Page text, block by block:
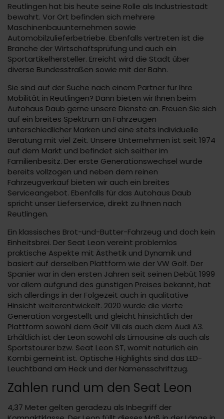
Reutlingen hat bis heute seine Rolle als Industriestadt
bewahrt. Vor Ort befinden sich mehrere
Maschinenbauunternehmen sowie
Automobilzulieferbetriebe. Ebenfalls vertreten ist die
Branche der Wirtschaftsprüfung und auch ein
Sportartikelhersteller. Erreicht wird die Stadt über
diverse Bundesstraßen sowie mit der Bahn.
Sie sind auf der Suche nach einem Partner für Ihre
Mobilität in Reutlingen? Dann bieten wir Ihnen beim
Autohaus Daub gerne unsere Dienste an. Freuen Sie sich
auf ein breites Spektrum an Fahrzeugen
unterschiedlicher Marken und eine stets individuelle
Beratung mit viel Zeit. Unsere Unternehmen ist seit 1974
auf dem Markt und befindet sich seither im
Familienbesitz. Der erste Generationswechsel wurde
bereits vollzogen und neben dem reinen
Fahrzeugverkauf bieten wir auch ein breites
Serviceangebot. Ebenfalls für das Autohaus Daub
spricht unser Lieferservice, direkt zu Ihnen nach
Reutlingen.
Ein klassisches Brot-und-Butter-Fahrzeug und doch kein
Einheitsbrei. Der Seat Leon vereint problemlos
praktische Aspekte mit Ästhetik und Dynamik und
basiert auf derselben Plattform wie der VW Golf. Der
Spanier war in den ersten Jahren seit seinen Debüt 1999
vor allem aufgrund des günstigen Preises bekannt, hat
sich allerdings in der Folgezeit auch in qualitative
Hinsicht weiterentwickelt. 2020 wurde die vierte
Generation vorgestellt und gleicht hinsichtlich der
Plattform sowohl dem Golf VIII als auch dem Audi A3.
Erhältlich ist der Leon sowohl als Limousine als auch als
Sportstourer bzw. Seat Leon ST, womit natürlich ein
Kombi gemeint ist. Optische Highlights sind das LED-
Leuchtband am Heck und der Namensschriftzug.
Zahlen rund um den Seat Leon
4,37 Meter gelten geradezu als Inbegriff der